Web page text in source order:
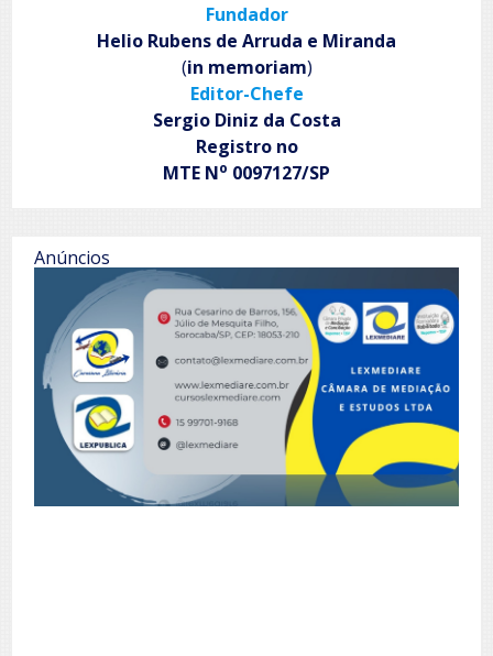
Fundador
Helio Rubens de Arruda e Miranda
(in memoriam)
Editor-Chefe
Sergio Diniz da Costa
Registro no
MTE No 0097127/SP
Anúncios